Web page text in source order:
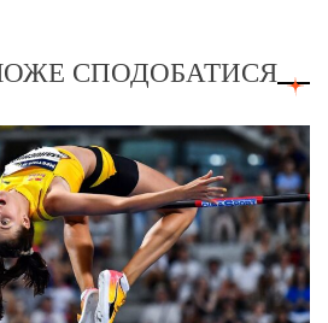
СПОДОБАТИСЯ